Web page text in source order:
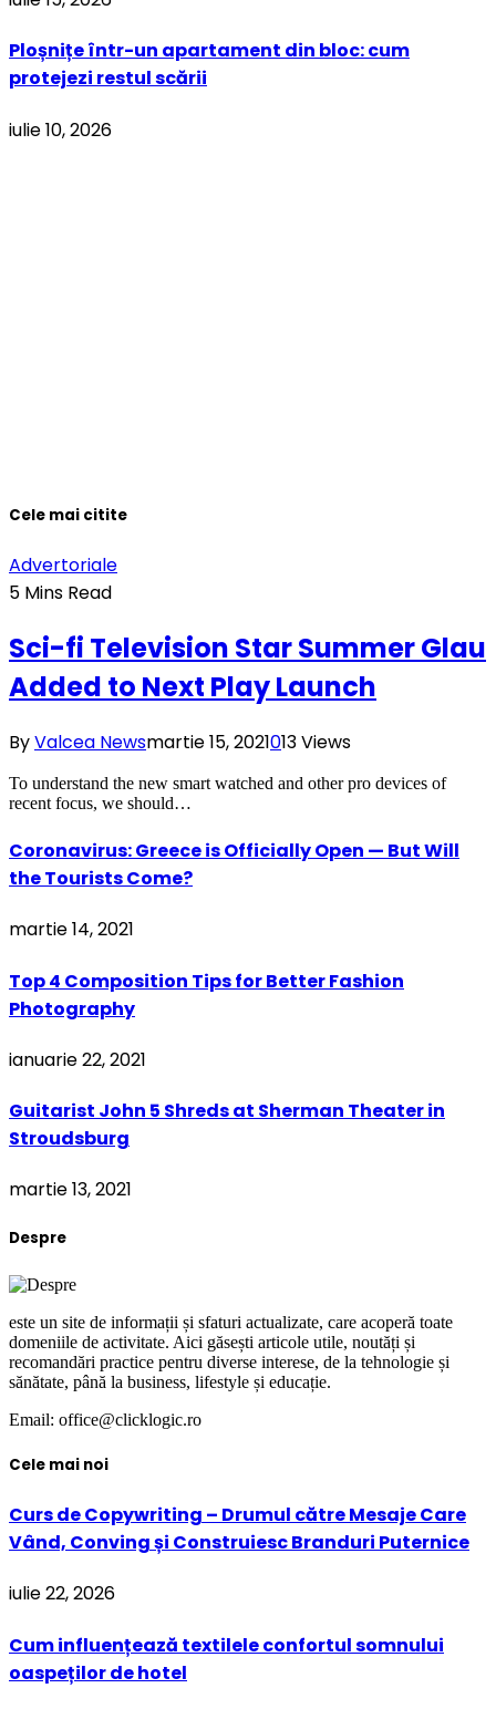
Ploșnițe într-un apartament din bloc: cum
protejezi restul scării
iulie 10, 2026
Cele mai citite
Advertoriale
5 Mins Read
Sci-fi Television Star Summer Glau
Added to Next Play Launch
ByValcea Newsmartie 15, 2021013Views
To understand the new smart watched and other pro devices of
recent focus, we should…
Coronavirus: Greece is Officially Open — But Will
the Tourists Come?
martie 14, 2021
Top 4 Composition Tips for Better Fashion
Photography
ianuarie 22, 2021
Guitarist John 5 Shreds at Sherman Theater in
Stroudsburg
martie 13, 2021
Despre
este un site de informații și sfaturi actualizate, care acoperă toate
domeniile de activitate. Aici găsești articole utile, noutăți și
recomandări practice pentru diverse interese, de la tehnologie și
sănătate, până la business, lifestyle și educație.
Email: office@clicklogic.ro
Cele mai noi
Curs de Copywriting – Drumul către Mesaje Care
Vând, Conving și Construiesc Branduri Puternice
iulie 22, 2026
Cum influențează textilele confortul somnului
oaspeților de hotel